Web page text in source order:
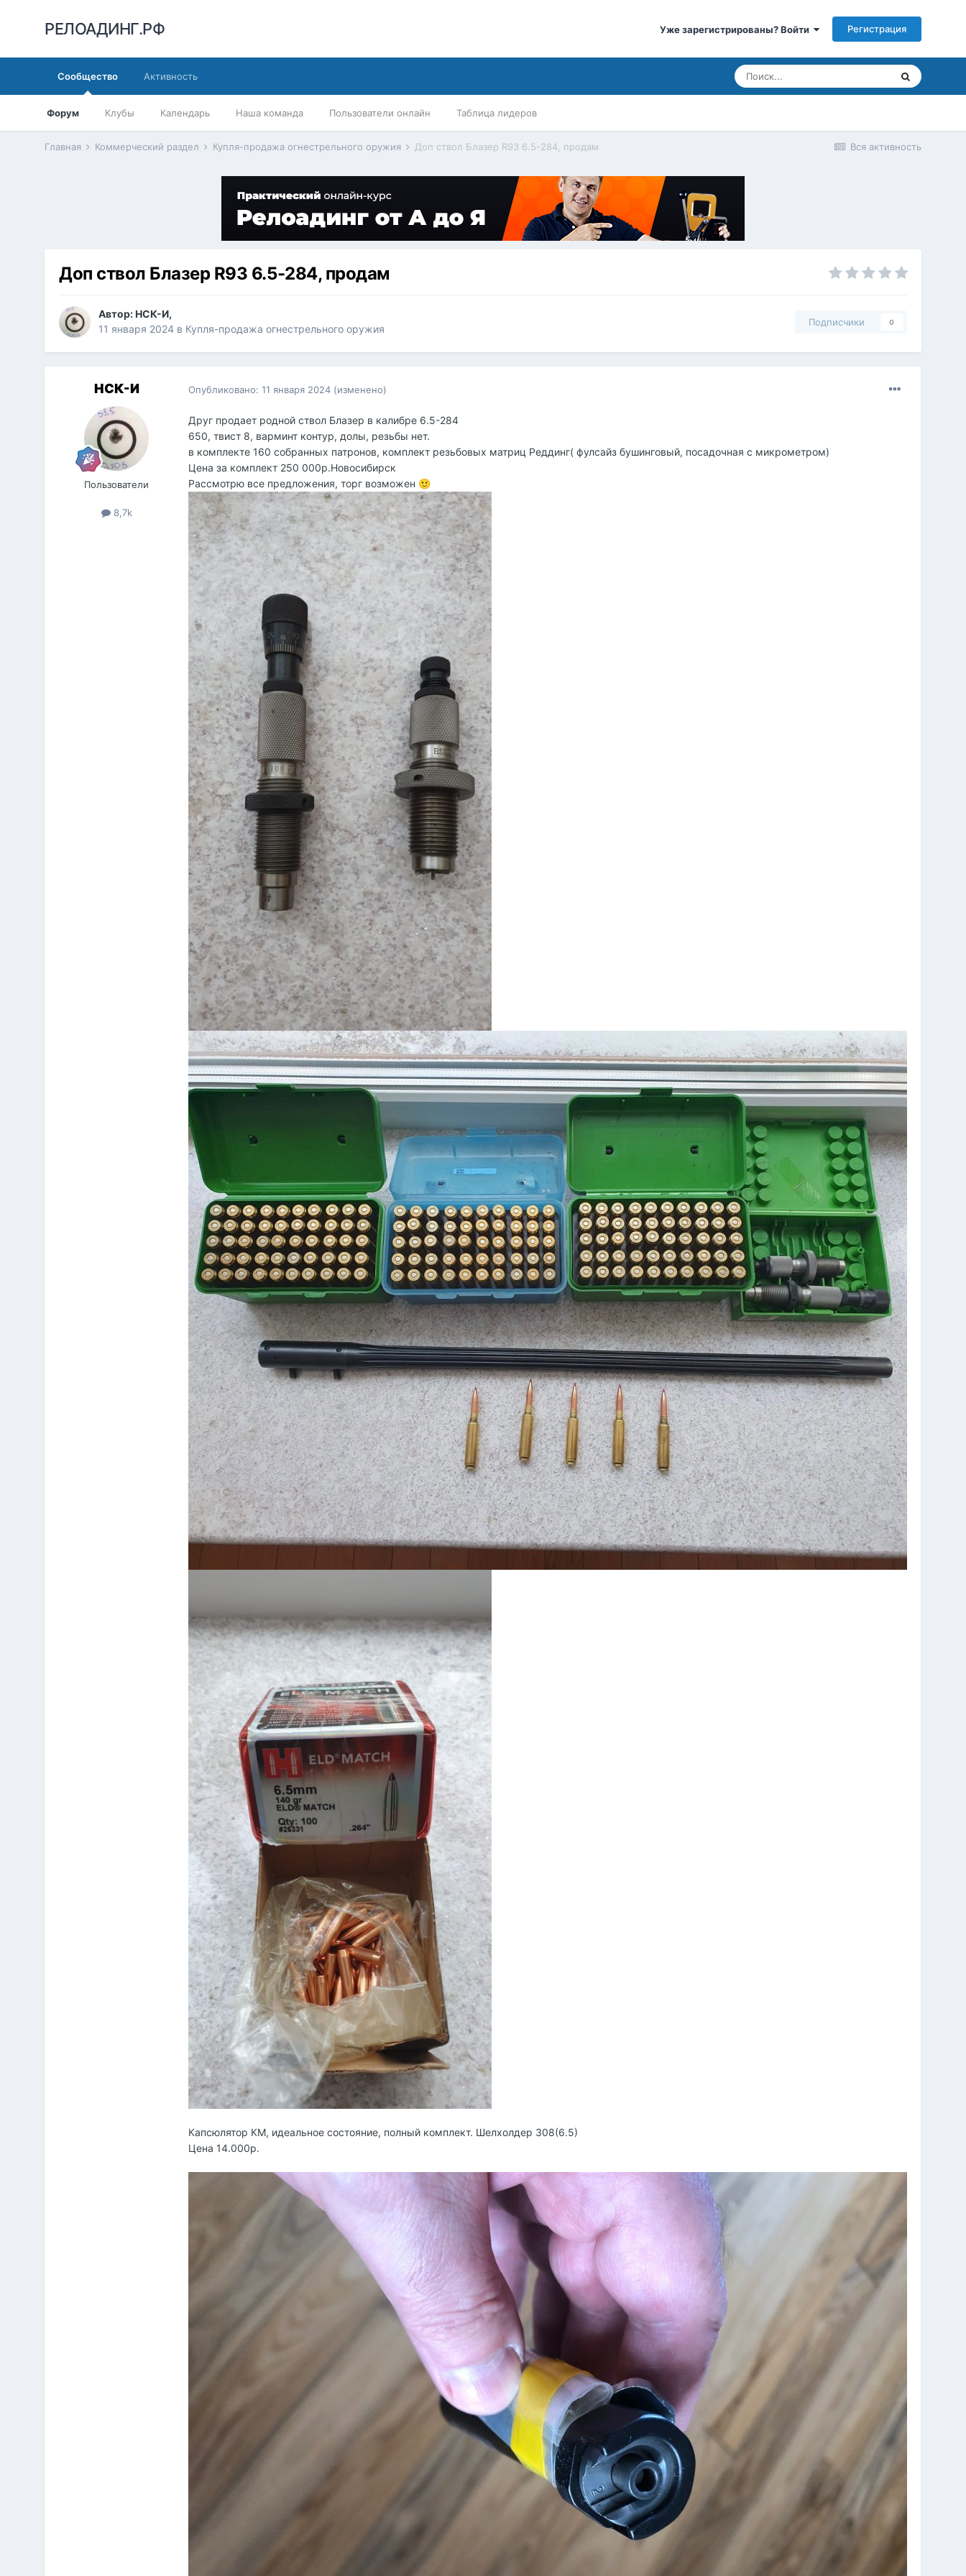
РЕЛОАДИНГ.РФ Уже зарегистрированы? Войти Регистрация
Сообщество
Форум Клубы Календарь Наша команда Пользователи онлайн Таблица лидеров
Активность
Вся активность
Главная Коммерческий раздел Купля-продажа огнестрельного оружия Доп ствол Блазер R93 6.5-284, продам
Доп ствол Блазер R93 6.5-284, продам
Автор:НСК-И,
11 января 2024 в Купля-продажа огнестрельного оружия
Подписчики 0
НСК-И
Пользователи
8,7k
Опубликовано:11 января 2024 (изменено)
Друг продает родной ствол Блазер в калибре 6.5-284
650, твист 8, варминт контур, долы, резьбы нет.
в комплекте 160 собранных патронов, комплект резьбовых матриц Реддинг( фулсайз бушинговый, посадочная с микрометром)
Цена за комплект 250 000р.Новосибирск
Рассмотрю все предложения, торг возможен 🙂
Капсюлятор КМ, идеальное состояние, полный комплект. Шелхолдер 308(6.5)
Цена 14.000р.